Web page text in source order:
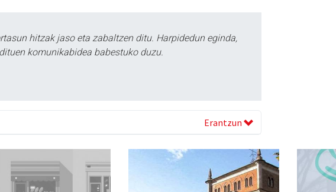
hitzak jaso eta zabaltzen ditu. Harpidedun eginda,
komunikabidea babestuko duzu.
Erantzun